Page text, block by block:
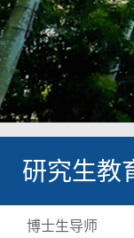
研究生教
博士生导师